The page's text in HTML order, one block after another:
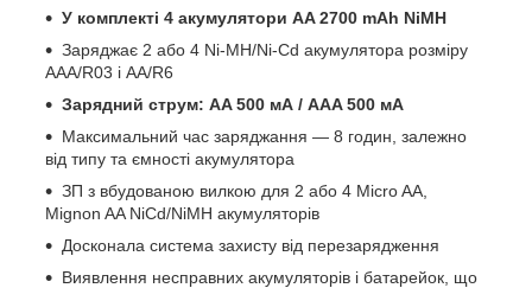
У комплекті 4 акумулятори AA 2700 mAh NiMH
Заряджає 2 або 4 Ni-MH/Ni-Cd акумулятора розміру
ААА/R03 і AA/R6
Зарядний струм: AA 500 мА / AAA 500 мА
Максимальний час заряджання — 8 годин, залежно
від типу та ємності акумулятора
ЗП з вбудованою вилкою для 2 або 4 Micro AA,
Mignon AA NiCd/NiMH акумуляторів
Досконала система захисту від перезарядження
Виявлення несправних акумуляторів і батарейок, що